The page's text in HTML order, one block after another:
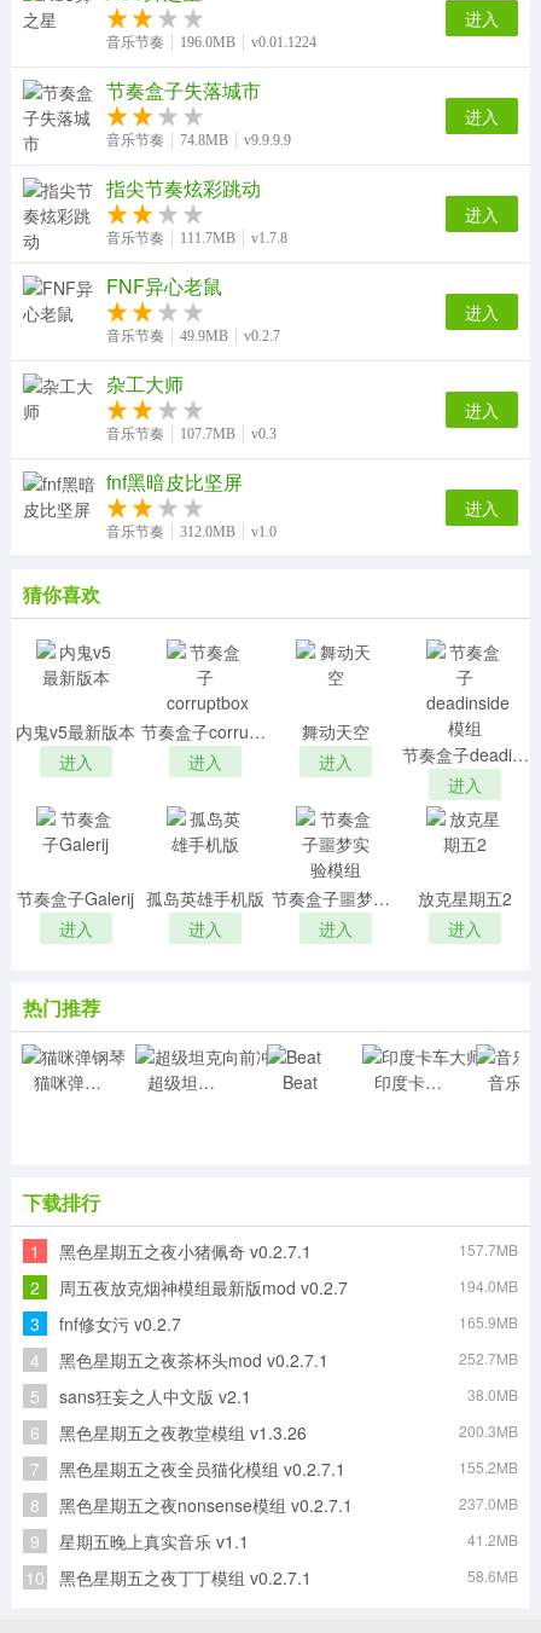
音乐节奏 196.0MB v0.01.1224
进入
节奏盒子失落城市
音乐节奏 74.8MB v9.9.9.9
进入
指尖节奏炫彩跳动
音乐节奏 111.7MB v1.7.8
进入
FNF异心老鼠
音乐节奏 49.9MB v0.2.7
进入
杂工大师
音乐节奏 107.7MB v0.3
进入
fnf黑暗皮比坚屏
音乐节奏 312.0MB v1.0
进入
猜你喜欢
内鬼v5最新版本
进入
节奏盒子corruptbox
进入
舞动天空
进入
节奏盒子deadinside模组
进入
节奏盒子Galerij
进入
孤岛英雄手机版
进入
节奏盒子噩梦实验模组
进入
放克星期五2
进入
热门推荐
猫咪弹钢琴 超级坦克向前冲 Beat 印度卡车大师
下载排行
1 黑色星期五之夜小猪佩奇 v0.2.7.1 157.7MB
2 周五夜放克烟神模组最新版mod v0.2.7 194.0MB
3 fnf修女污 v0.2.7 165.9MB
4 黑色星期五之夜茶杯头mod v0.2.7.1 252.7MB
5 sans狂妄之人中文版 v2.1 38.0MB
6 黑色星期五之夜教堂模组 v1.3.26 200.3MB
7 黑色星期五之夜全员猫化模组 v0.2.7.1 155.2MB
8 黑色星期五之夜nonsense模组 v0.2.7.1 237.0MB
9 星期五晚上真实音乐 v1.1 41.2MB
10 黑色星期五之夜丁丁模组 v0.2.7.1 58.6MB